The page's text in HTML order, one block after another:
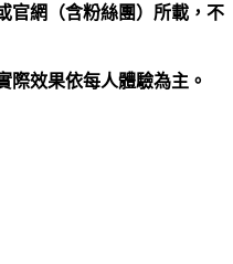
官網（含粉絲團）所載，不
際效果依每人體驗為主 。